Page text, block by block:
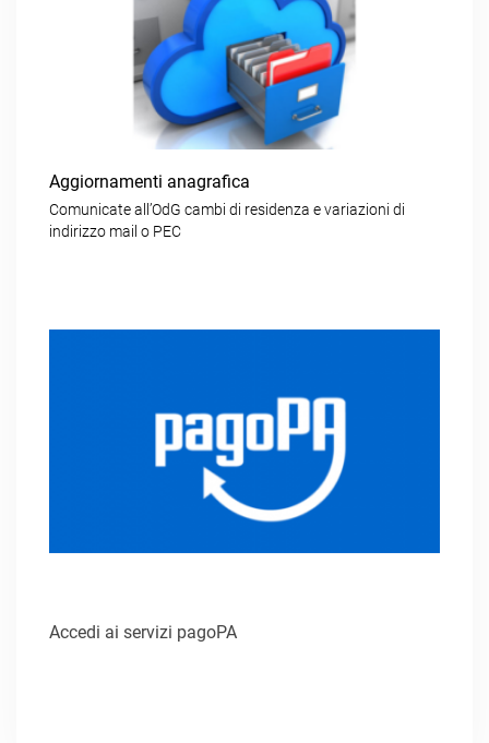
Aggiornamenti anagrafica
Comunicate all’OdG cambi di residenza e variazioni di
indirizzo mail o PEC
Accedi ai servizi pagoPA